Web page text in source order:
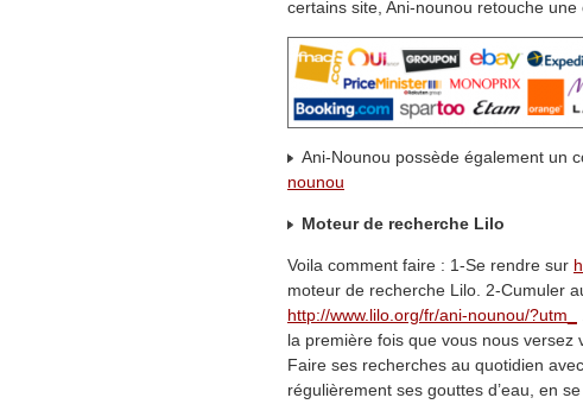
certains site, Ani-nounou retouche une
Ani-Nounou possède également un
nounou
Moteur de recherche Lilo
Voila comment faire : 1-Se rendre sur
moteur de recherche Lilo. 2-Cumuler
http://www.lilo.org/fr/ani-nounou/?utm_
la première fois que vous nous versez
Faire ses recherches au quotidien
régulièrement ses gouttes d’eau, en